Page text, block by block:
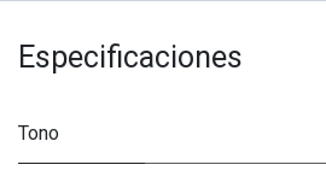
Especificaciones
Tono